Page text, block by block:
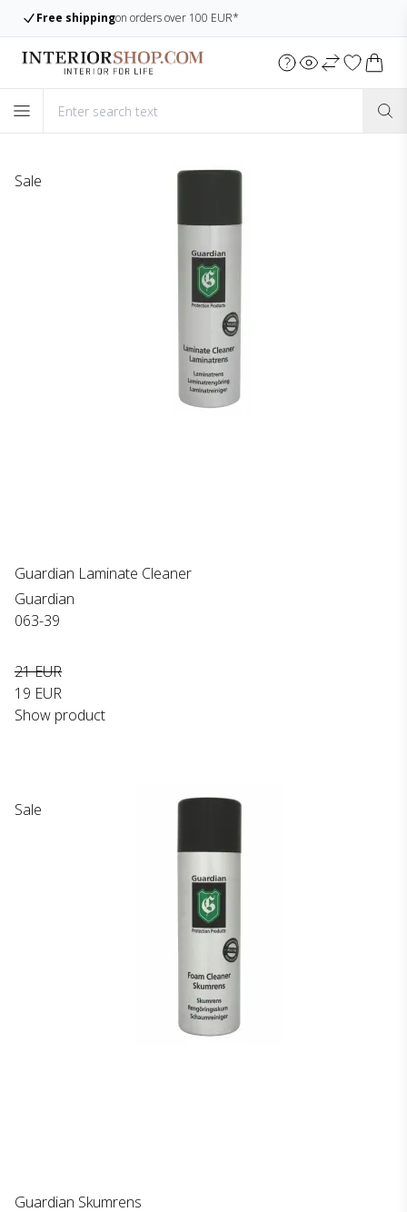
Free shippingon orders over 100 EUR*
Sale
Guardian Laminate Cleaner
Guardian
063-39
21 EUR
19 EUR
Show product
Sale
Guardian Skumrens